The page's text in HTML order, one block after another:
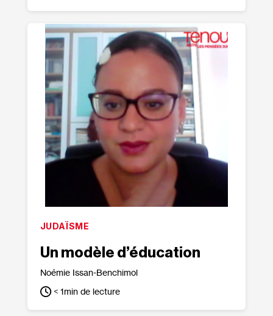
JUDAÏSME
Un modèle d’éducation
Noémie Issan-Benchimol
< 1min de lecture